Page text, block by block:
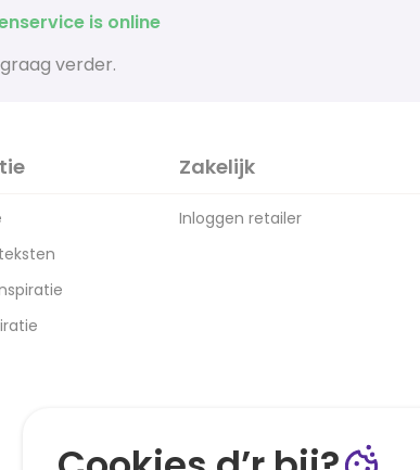
is online
verder.
Zakelijk
Inloggen retailer